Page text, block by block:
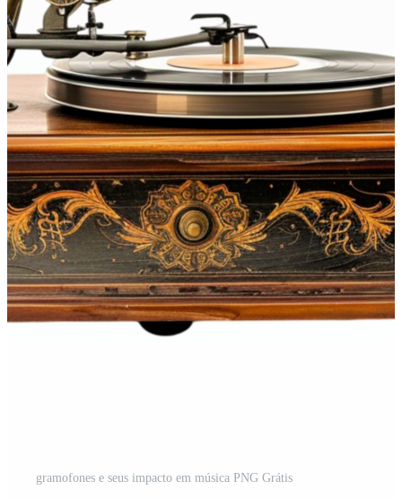
gramofones e seus impacto em música PNG Grátis